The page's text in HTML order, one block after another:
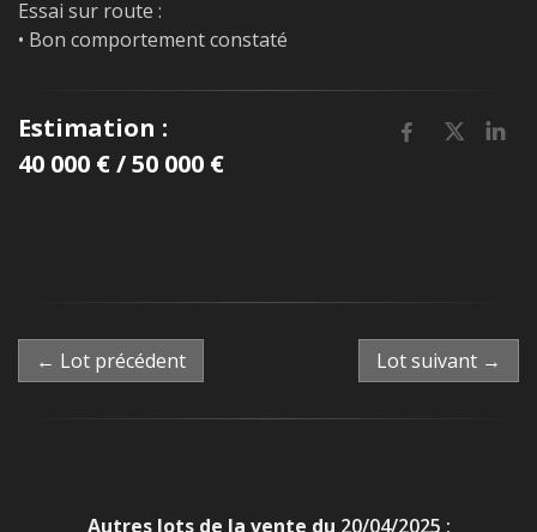
Essai sur route :
• Bon comportement constaté
Estimation :
40 000 € / 50 000 €
← Lot précédent Lot suivant →
Autres lots de la vente du 20/04/2025 :